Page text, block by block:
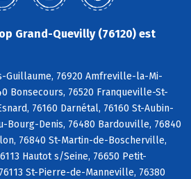
Grand-Quevilly (76120) est
Guillaume, 76920 Amfreville-la-Mi-
Bonsecours, 76520 Franqueville-St-
76160 Darnétal, 76160 St-Aubin-
Bourg-Denis, 76480 Bardouville, 76840
76840 St-Martin-de-Boscherville,
Hautot s/Seine, 76650 Petit-
St-Pierre-de-Manneville, 76380